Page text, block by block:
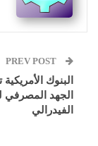
البنوك الأمريكية
الجهد المصرفي
الفيدرالي